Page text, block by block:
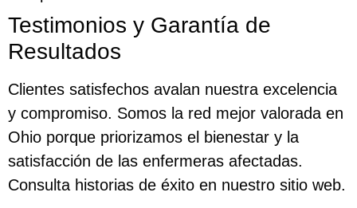
Testimonios y Garantía de
Resultados
Clientes satisfechos avalan nuestra excelencia
y compromiso. Somos la red mejor valorada en
Ohio porque priorizamos el bienestar y la
satisfacción de las enfermeras afectadas.
Consulta historias de éxito en nuestro sitio web.